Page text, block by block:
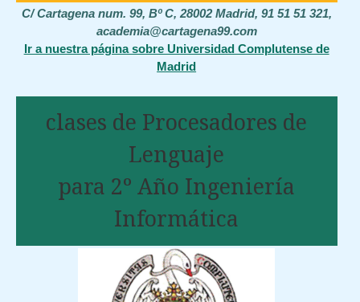
C/ Cartagena num. 99, Bº C, 28002 Madrid, 91 51 51 321,
academia@cartagena99.com
Ir a nuestra página sobre Universidad Complutense de
Madrid
clases de Procesadores de
Lenguaje
para 2º Año Ingeniería
Informática